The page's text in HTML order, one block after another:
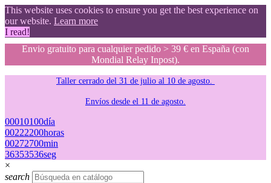
This website uses cookies to ensure you get the best experience on
our website. Learn more
I read!
Envio gratuito para cualquier pedido > 39 € en España (con
Mondial Relay Inpost).
Taller cerrado del 31 de julio al 10 de agosto.
Envíos desde el 11 de agosto.
00010100día
00222200horas
00272700min
35343435seg
×
search